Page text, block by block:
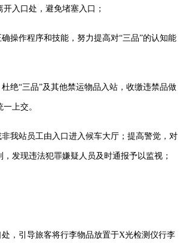
入口处，避免堵塞入口；
操作程序和技能，努力提高对“三品”的认知能
绝“三品”及其他禁运物品入站，收缴违禁品做
上交。
我站员工由入口进入候车大厅；提高警觉，对
，发现违法犯罪嫌疑人员及时通报予以监视；
，引导旅客将行李物品放置于X光检测仪行李